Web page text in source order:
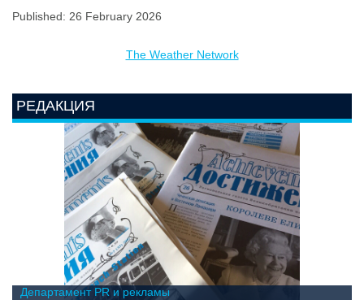
Published: 26 February 2026
The Weather Network
РЕДАКЦИЯ
Департамент PR и рекламы